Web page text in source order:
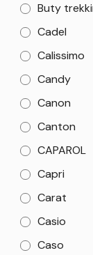
Buty
Cadel
Calissimo
Candy
Canon
Canton
CAPAROL
Capri
Carat
Casio
Caso